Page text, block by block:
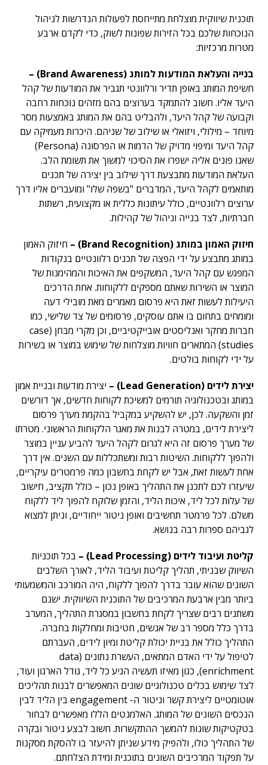
תוכנית שיווקית מוצלחת מתייחסת לפעולות הנדרשות לניהול
הנוכחות שלכם בכל הזירות שפונות לשוק, כדי לקדם ארבע
מטרות מרכזיות:
בנייה והעלאת המודעות למותג (Brand Awareness) –
חשיפת המותג באופן תדיר ורלוונטי תגביר את המודעות של קהל
היעד אליו. חשוב להתמקד בערוצים בהם מזהים נוכחות רחבה
וקבועה של קהל היעד, ולהבליט בהם את המותג באמצעות מסר
מיוחד – מילולי, ויזואלי או שילוב של שניהם. היכרות מעמיקה עם
קהל היעד ומיפוי מדויק של הדמות או הפרסונה (Persona)
שאנו פונים אליה ישפרו את הסיכוי למשוך את תשומת הלב.
העלאת המודעות מתבצעת דרך שילוב בין יצירה של תכנים
מותאמים לקהל היעד, המדברים "בשפה שלו" ומועברים אליו דרך
ערוצים רלוונטיים, כולל עיתונות כללית או מקצועית, רשתות
חברתיות, לצד בנייה וניהול של קהילות.
חיזוק האמון במותג (Brand Recognition) –
חיזוק האמון
במותג מתבצע על ידי הפצה של תכנים רלוונטיים בנקודות
המפגש עם קהל היעד, המשקפים את האיכות והמהימנות של
המוצר או השירות שאתם מספקים ללקוחות. אחת הדרכים
היעילות לעשות זאת היא פרסום מאמרים מאת מובילי דעה
ומומחים בתחום בו אתם עוסקים, פרסומים של צד שלישי, כמו
חברות מחקר ואנליסטים אובייקטיביים, וכן מקרי מבחן (case
studies) המתארים חוויות מוצלחות של שימוש במוצר או בשירות
על ידי לקוחות בולטים.
יצירת לידים (Lead Generation) –
יצירת מודעות ובניית אמון
במותג ובטכנולוגיה תורמים למשיכת לקוחות חדשים, אך דורשים
זמן והשקעה. לכן, יש להשקיע במקביל בהקמת מערך פרסום
ליצירת לידים, במטרה לבנות את מאגר הלקוחות הראשוני. מטרתו
של מערך פרסום זה היא לגרום לקהל היעד להביע עניין במוצר
ולהפוך ללקוחות. השיטות רבות ומשתכללות עם השנים. אין דרך
אחת לעשות זאת, אבל יש לקחת בחשבון כמה פרמטרים עיקריים,
שיעזרו לכם לתכנן את התהליך באופן נכון – כולל תקציב, חישוב
של עלות לכל ליד, איכות הליד, והזמן שלוקח להפוך ליד ללקוח
משלם. לכל פרמטר תחשיבים ואופן ניטור ייחודיים, וניתן למצוא
לגביהם ספרות רבה בנושא.
קליטת ועיבוד לידים (Lead Processing) –
בכל תוכניות
השיווק שבניתי, תהליך קליטת ועיבוד הליד, לאורך השלבים
השונים שהוא עובר בדרך להפוך ללקוח, היה המורכב והמשמעותי
ביותר מבין ארבעת המרכיבים של התוכנית השיווקית. ישנם
משתנים רבים שצריך לקחת בחשבון במסגרת התהליך, המערב
בדרך כלל מספר רב של אנשים, חטיבות ומחלקות בחברה.
התהליך כולל את בניית יכולת קליטת ומיון לידים, העברתם
לטיפול על ידי האדם המתאים, העשרת נתונים (data
enrichment), כגון מאיזו תעשיה הגיע כל ליד, גודל הארגון ועוד,
לצד שימוש בכלים טכנולוגיים שונים המאפשרים לבנות תהליכים
אוטומטיים ליצירת קשר וניטור ה- engagement בין הליד לבין
הנכסים השונים של המותג. האלמנטים הללו מאפשרים לבחור
בטקטיקות שונות להמשך ההתקשרות. חשוב לבצע ניטור ובקרה
של התהליך כולו, ולהפיק מידע שניתן להיעזר בו להסקת מסקנות
על תפקוד המרכיבים השונים בתוכנית ומידת הצלחתם.